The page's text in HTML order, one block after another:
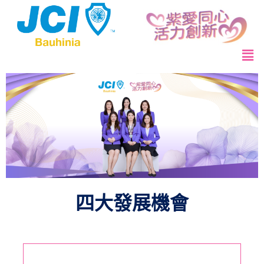
四大發展機會